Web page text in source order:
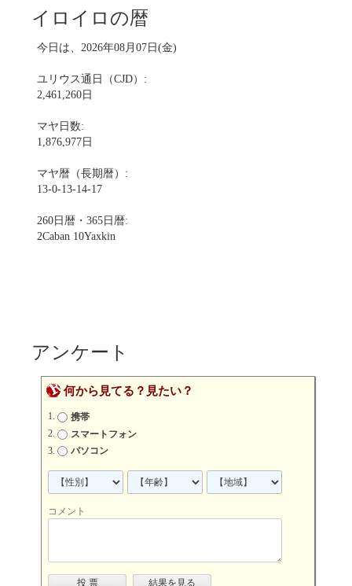
イロイロの暦
今日は、2026年08月07日(金)
ユリウス通日（CJD）:
2,461,260日
マヤ日数:
1,876,977日
マヤ暦（長期暦）:
13-0-13-14-17
260日暦・365日暦:
2Caban 10Yaxkin
アンケート
何から見てる？見たい？
携帯
スマートフォン
パソコン
コメント